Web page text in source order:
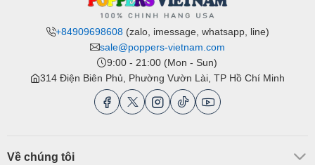
+84909698608(zalo, imessage, whatsapp, line)
sale@poppers-vietnam.com
9:00 - 21:00 (Mon - Sun)
314 Điện Biên Phủ, Phường Vườn Lài, TP Hồ Chí Minh
Về chúng tôi